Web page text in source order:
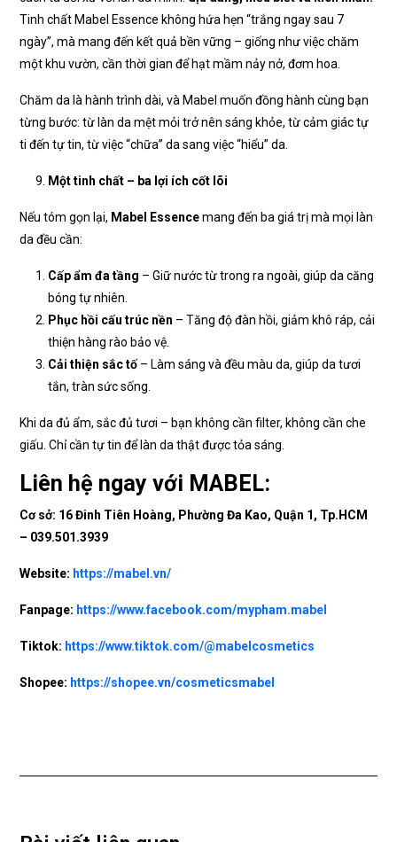
Tinh chất Mabel Essence không hứa hẹn “trắng ngay sau 7
ngày”, mà mang đến kết quả bền vững – giống như việc chăm
một khu vườn, cần thời gian để hạt mầm nảy nở, đơm hoa.
Chăm da là hành trình dài, và Mabel muốn đồng hành cùng bạn
từng bước: từ làn da mệt mỏi trở nên sáng khỏe, từ cảm giác tự
ti đến tự tin, từ việc “chữa” da sang việc “hiểu” da.
Một tinh chất – ba lợi ích cốt lõi
Nếu tóm gọn lại, Mabel Essencemang đến ba giá trị mà mọi làn
da đều cần:
Cấp ẩm đa tầng – Giữ nước từ trong ra ngoài, giúp da căng
bóng tự nhiên.
Phục hồi cấu trúc nền – Tăng độ đàn hồi, giảm khô ráp, cải
thiện hàng rào bảo vệ.
Cải thiện sắc tố– Làm sáng và đều màu da, giúp da tươi
tắn, tràn sức sống.
Khi da đủ ẩm, sắc đủ tươi – bạn không cần filter, không cần che
giấu. Chỉ cần tự tin để làn da thật được tỏa sáng.
Liên hệ ngay với MABEL:
Cơ sở: 16 Đinh Tiên Hoàng, Phường Đa Kao, Quận 1, Tp.HCM
– 039.501.3939
Website: https://mabel.vn/
Fanpage: https://www.facebook.com/mypham.mabel
Tiktok: https://www.tiktok.com/@mabelcosmetics
Shopee: https://shopee.vn/cosmeticsmabel